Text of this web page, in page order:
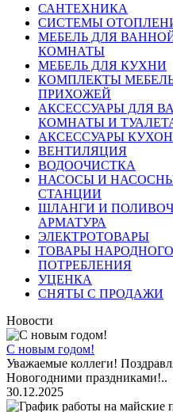
САНТЕХНИКА
СИСТЕМЫ
МЕБЕЛЬ ДЛЯ
КОМНАТЫ
МЕБЕЛЬ ДЛЯ КУХНИ
КОМПЛЕКТЫ
ПРИХОЖЕЙ
АКСЕССУАРЫ ДЛЯ
КОМНАТЫ И
АКСЕССУАРЫ
ВЕНТИЛЯЦИЯ
ВОДООЧИСТКА
НАСОСЫ И
СТАНЦИИ
ШЛАНГИ И
АРМАТУРА
ЭЛЕКТРОТОВАРЫ
ТОВАРЫ НАРОДНОГО
ПОТРЕБЛЕНИЯ
УЦЕНКА
СНЯТЫ С ПРОДАЖИ
Новости
С новым годом!
Уважаемые коллеги!
Новогодними праздниками!..
30.12.2025